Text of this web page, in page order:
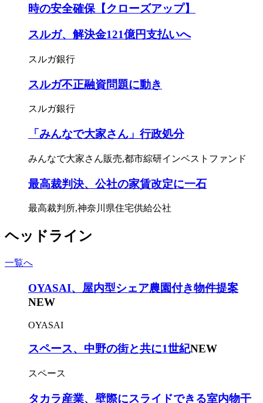
時の安全確保【クローズアップ】
スルガ、解決金121億円支払いへ
スルガ銀行
スルガ不正融資問題に動き
スルガ銀行
「みんなで大家さん」行政処分
みんなで大家さん販売,都市綜研インベストファンド
最高裁判決、公社の家賃改定に一石
最高裁判所,神奈川県住宅供給公社
ヘッドライン
一覧へ
OYASAI、屋内型シェア農園付き物件提案
NEW
OYASAI
スペース、中野の街と共に1世紀NEW
スペース
タカラ産業、壁際にスライドできる室内物干